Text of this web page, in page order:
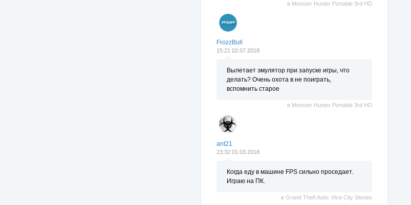
в Monster Hunter Portable 3rd HD
FrozzBull
15:21 02.07.2018
Вылетает эмулятор при запуске игры, что
делать? Очень охота в не поиграть,
вспомнить старое
в Monster Hunter Portable 3rd HD
ant21
23:32 01.03.2018
Когда еду в машине FPS сильно проседает.
Играю на ПК.
вGrand Theft Auto: Vice City Stories